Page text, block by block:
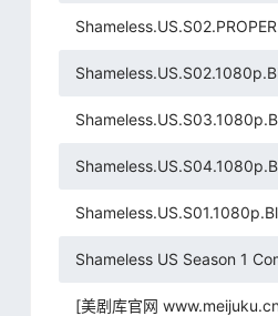
Shameless US Season 1
[美剧库官网